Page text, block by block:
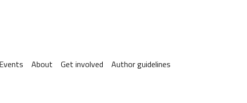
Events About Get involved Author guidelines